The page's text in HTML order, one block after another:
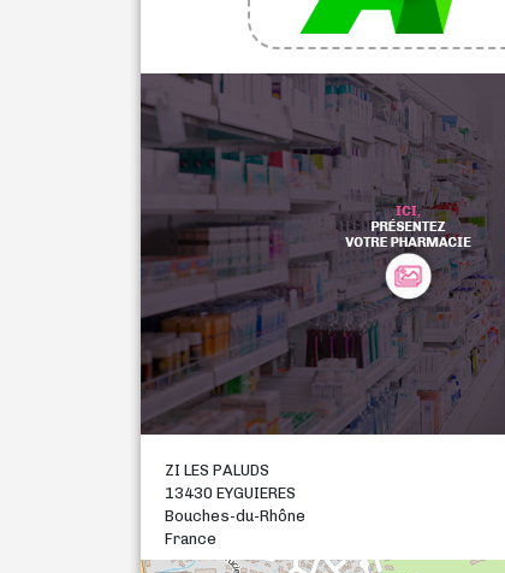
ZI LES PALUDS
13430 EYGUIERES
Bouches-du-Rhône
France